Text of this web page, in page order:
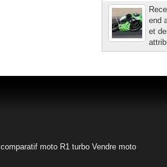
end
et
comparatif moto R1 turbo Vendre moto